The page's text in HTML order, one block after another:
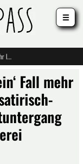
»Die Welt steht auf kein‘ Fall mehr lang, lang, lang«, ein satirisch-kabarettistischer Weltuntergang von Jura Soyfer, Theaterei Herrlingen
Fall mehr
☰